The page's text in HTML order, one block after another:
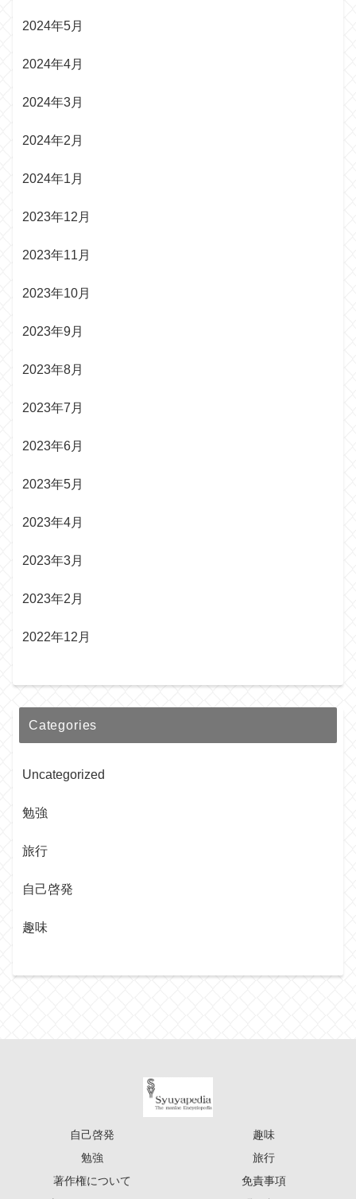
2024年5月
2024年4月
2024年3月
2024年2月
2024年1月
2023年12月
2023年11月
2023年10月
2023年9月
2023年8月
2023年7月
2023年6月
2023年5月
2023年4月
2023年3月
2023年2月
2022年12月
Categories
Uncategorized
勉強
旅行
自己啓発
趣味
自己啓発
趣味
勉強
旅行
著作権について
免責事項